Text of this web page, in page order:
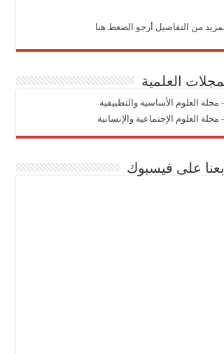
من التفاصيل أرجو الضعط هنا
العلمية
مجلة العلوم الأساسية والتطبيقية
مجلة العلوم الإجتماعية والإنسانية
على فيسبوك